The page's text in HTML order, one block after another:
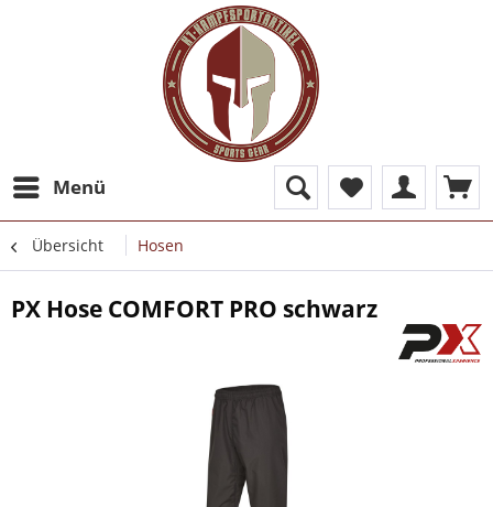
Menü
Übersicht Hosen
PX Hose COMFORT PRO schwarz